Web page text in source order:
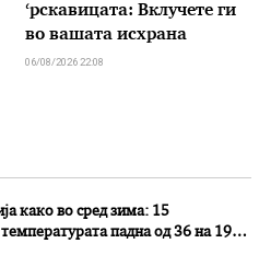
‘рскавицата: Вклучете ги
во вашата исхрана
06/08/2026 22:08
како во сред зима: 15
падна од 36 на 19